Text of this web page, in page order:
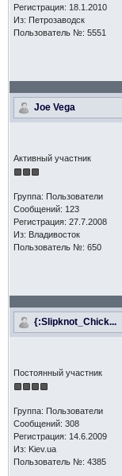
Регистрация: 18.1.2010
Из: Петрозаводск
Пользователь №: 5551
Joe Vega
Активный участник
Группа: Пользователи
Сообщений: 123
Регистрация: 27.7.2008
Из: Владивосток
Пользователь №: 650
{:Slipknot_Chick...
Постоянный участник
Группа: Пользователи
Сообщений: 308
Регистрация: 14.6.2009
Из: Kiev.ua
Пользователь №: 4385